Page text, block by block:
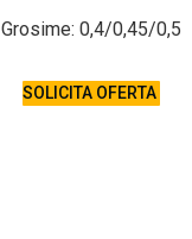
Grosime: 0,4/0,45/0,5
SOLICITA OFERTA